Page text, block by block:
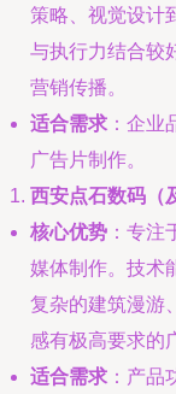
策略、视觉设计
与执行力结合较
营销传播。
适合需求 ：企
广告片制作。
西安点石数码（
核心优势 ：专
媒体制作。技术
复杂的建筑漫游
感有极高要求的
适合需求 ：产